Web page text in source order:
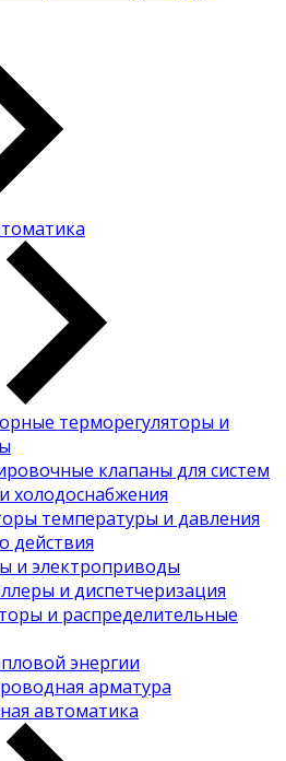
терморегуляторы и
клапаны для систем
холодоснабжения
температуры и давления
действия
и электроприводы
и диспетчеризация
и распределительные
энергии
арматура
автоматика